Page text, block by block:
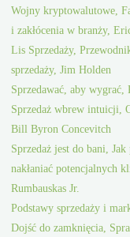
Wojny kryptowalutowe,
i zakłócenia w branży,
Lis Sprzedaży,
sprzedaży, Jim Holden
Sprzedawać, aby wygrać,
Sprzedaż wbrew intuicji,
Bill Byron Concevitch
Sprzedaż jest do bani, Jak
nakłaniać potencjalnych
Rumbauskas Jr.
Podstawy sprzedaży i
Dojść do zamknięcia,